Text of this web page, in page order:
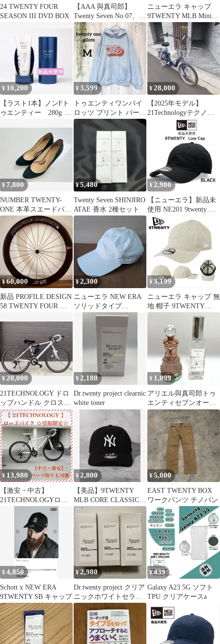
24 TWENTY FOUR
SEASON III DVD BOX
【AAA 與真司郎】
Twenty Seven No.07、
No.11 2本セット
ニューエラ キャップ
9TWENTY MLB Mini
Logo MLBミニロゴ
¥ 10,200
【ラスト1本】ノンFト
ゥエンティー 280g 1
¥3,599
トゥエンティワンパイ
ロッツ プリント パーカ
ー フード長袖リブ M
¥28,000
【2025年モデル】
21Technologyテクノロ
ジーDA203 アシスト無
¥7,800
NUMBER TWENTY-
ONE 本革スエードパン
プス 新品24.5甲浅タイ
¥5,480
Twenty Seven SHINJIRO
ATAE 香水 2種セット
¥ 2,980
【ニューエラ】新品未
使用 NE201 9twenty 無
地 キャップ ブラック
¥60,000
新品 PROFILE DESIGN
58 TWENTY FOUR ク
¥2,300
ニューエラ NEW ERA
ソリッドタイプ
9TWENTY ベージュ
¥ 3,199
ニューエラ キャップ 無
地 帽子 9TWENTY
NE201 ベージュ 新品
¥20,000
21TECHNOLOGY ドロ
ップハンドル クロスバ
イク ホワイト
¥2,180
Dr.twenty project clearnic
white toner
¥ 1,099
アリエル與真司郎トゥ
エンティセブンオード
トワレ香水
19TwentySeven
¥ 13,980
【激安・中古】
21TECHNOLOGYロー
ドバイク引取り限定・
部品取り等可能です
¥2,800
【美品】9TWENTY
MLB CORE CLASSIC
コットン ロゴキャップ
¥5,000
EAST TWENTY BOX
ワークパンツ チノパン
¥4,850
Schott x NEW ERA
9TWENTY SB キャップ
¥2,980
Dr.twenty project クリア
ニックホワイトセラム
35ml×3
¥439
Galaxy A23 5G ソフト
TPU クリアケースa